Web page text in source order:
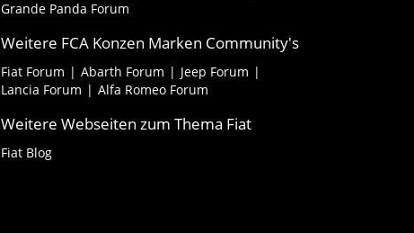
Grande Panda Forum
Weitere FCA Konzen Marken Community's
Fiat Forum Abarth Forum
Jeep Forum
Lancia Forum
Alfa Romeo Forum
Weitere Webseiten zum Thema Fiat
Fiat Blog